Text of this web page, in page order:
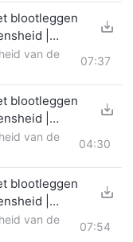
blootleggen
|
van de
07:37
blootleggen
|
van de
04:30
blootleggen
|
van de
07:54